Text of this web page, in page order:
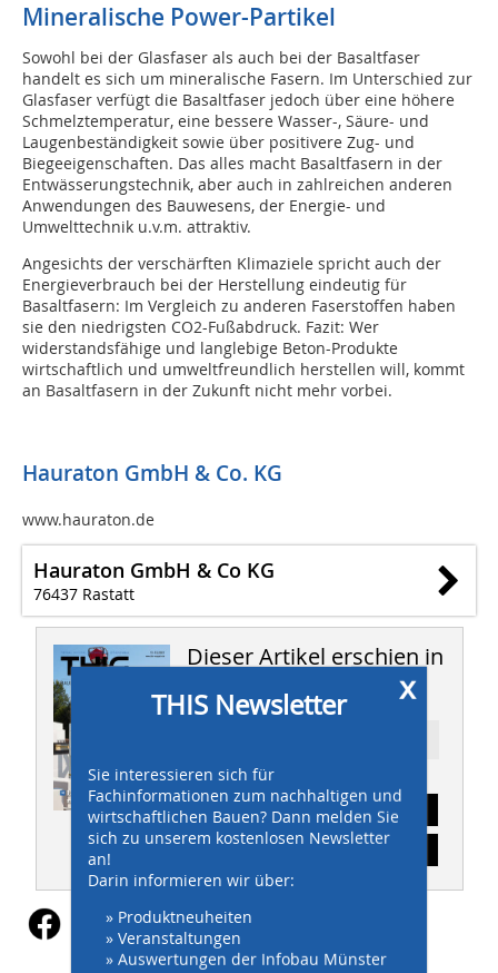
Mineralische Power-Partikel
Sowohl bei der Glasfaser als auch bei der Basaltfaser
handelt es sich um mineralische Fasern. Im Unterschied zur
Glasfaser verfügt die Basaltfaser jedoch über eine höhere
Schmelztemperatur, eine bessere Wasser-, Säure- und
Laugenbeständigkeit sowie über positivere Zug- und
Biegeeigenschaften. Das alles macht Basaltfasern in der
Entwässerungstechnik, aber auch in zahlreichen anderen
Anwendungen des Bauwesens, der Energie- und
Umwelttechnik u.v.m. attraktiv.
Angesichts der verschärften Klimaziele spricht auch der
Energieverbrauch bei der Herstellung eindeutig für
Basaltfasern: Im Vergleich zu anderen Faserstoffen haben
sie den niedrigsten CO2-Fußabdruck. Fazit: Wer
widerstandsfähige und langlebige Beton-Produkte
wirtschaftlich und umweltfreundlich herstellen will, kommt
an Basaltfasern in der Zukunft nicht mehr vorbei.
Hauraton GmbH & Co. KG
www.hauraton.de
Hauraton GmbH & Co KG
76437 Rastatt
Dieser Artikel erschien in
THIS 11-12/2021
Abonnement
Inhaltsverzeichnis
x
THIS Newsletter
Sie interessieren sich für
Fachinformationen zum nachhaltigen und
wirtschaftlichen Bauen? Dann melden Sie
sich zu unserem kostenlosen Newsletter
an!
Darin informieren wir über:
» Produktneuheiten
» Veranstaltungen
» Auswertungen der Infobau Münster